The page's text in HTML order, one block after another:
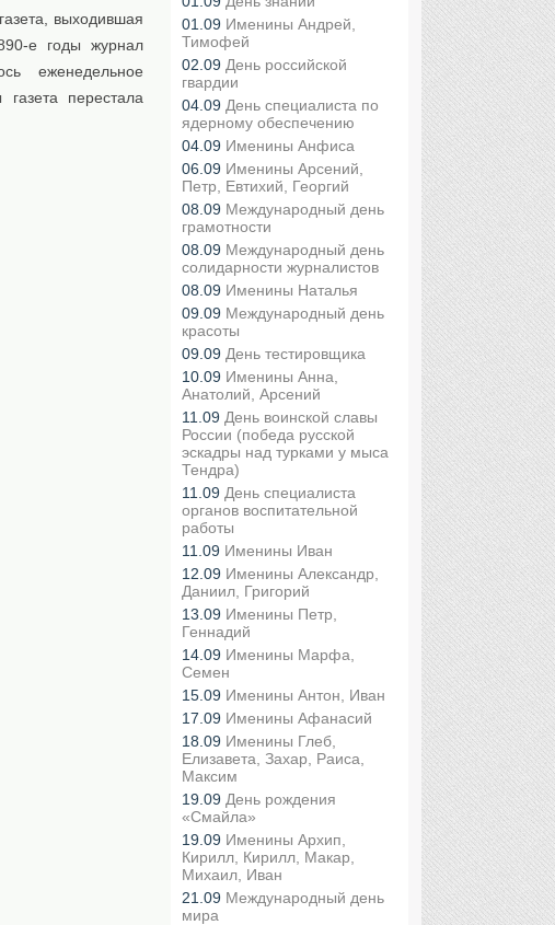
выходившая
е годы журнал
еженедельное
перестала
01.09 Именины Андрей,
Тимофей
02.09 День российской
гвардии
04.09 День специалиста по
ядерному обеспечению
04.09 Именины Анфиса
06.09 Именины Арсений,
Петр, Евтихий, Георгий
08.09 Международный день
грамотности
08.09 Международный день
солидарности журналистов
08.09 Именины Наталья
09.09 Международный день
красоты
09.09 День тестировщика
10.09 Именины Анна,
Анатолий, Арсений
11.09 День воинской славы
России (победа русской
эскадры над турками у мыса
Тендра)
11.09 День специалиста
органов воспитательной
работы
11.09 Именины Иван
12.09 Именины Александр,
Даниил, Григорий
13.09 Именины Петр,
Геннадий
14.09 Именины Марфа,
Семен
15.09 Именины Антон, Иван
17.09 Именины Афанасий
18.09 Именины Глеб,
Елизавета, Захар, Раиса,
Максим
19.09 День рождения
«Смайла»
19.09 Именины Архип,
Кирилл, Кирилл, Макар,
Михаил, Иван
21.09 Международный день
мира